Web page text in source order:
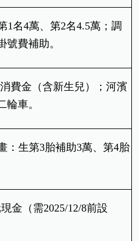
1名4萬、第2名4.5萬；調
號費補助。
費金（含新生兒）；河濱
輪車。
：生第3胎補助3萬、第4胎
金（需2025/12/8前設